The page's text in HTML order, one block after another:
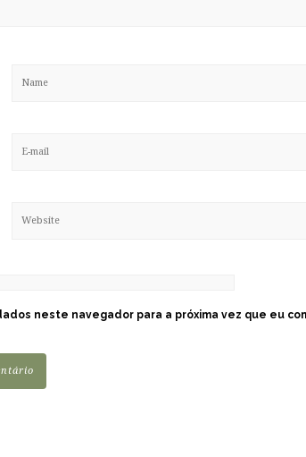
neste navegador para a próxima vez que eu